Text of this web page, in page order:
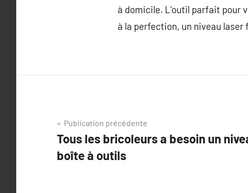
à domicile. L’outil parfait pour
à la perfection, un niveau
Navigation
de
l’article
Publication précédente
Tous les bricoleurs a besoin un
boîte à outils